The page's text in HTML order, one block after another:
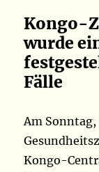
Kongo-
wurde
Fälle
Am
Kongo-